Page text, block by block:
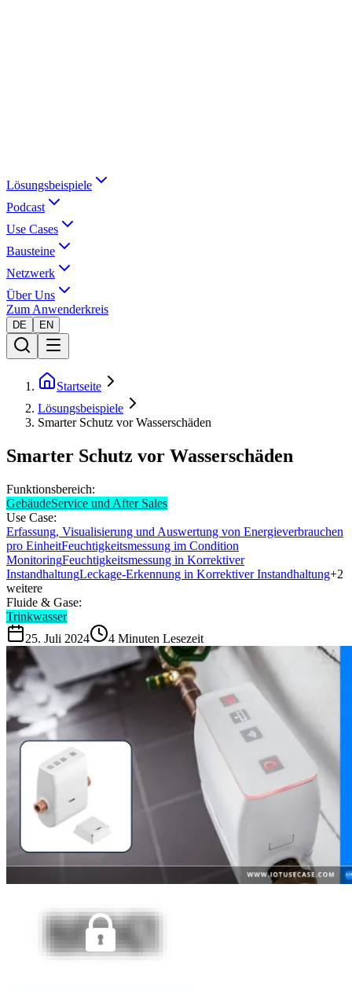
Lösungsbeispiele
Podcast
Use Cases
Bausteine
Netzwerk
Über Uns
Zum Anwenderkreis
DE EN
Startseite
Lösungsbeispiele
Smarter Schutz vor Wasserschäden
Smarter Schutz vor Wasserschäden
Funktionsbereich:
GebäudeService und After Sales
Use Case:
Erfassung, Visualisierung und Auswertung von Energieverbrauchen
pro EinheitFeuchtigkeitsmessung im Condition
MonitoringFeuchtigkeitsmessung in Korrektiver
InstandhaltungLeckage-Erkennung in Korrektiver Instandhaltung+2
weitere
Fluide & Gase:
Trinkwasser
25. Juli 2024
4 Minuten Lesezeit